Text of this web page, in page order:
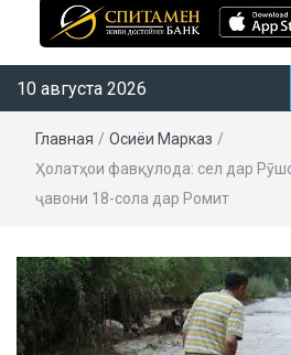
10 августа 2026
Главная / Осиёи Марказӣ /
Ҳолатҳои фавқулода: сел дар
ҷавони 18-сола дар Ромит